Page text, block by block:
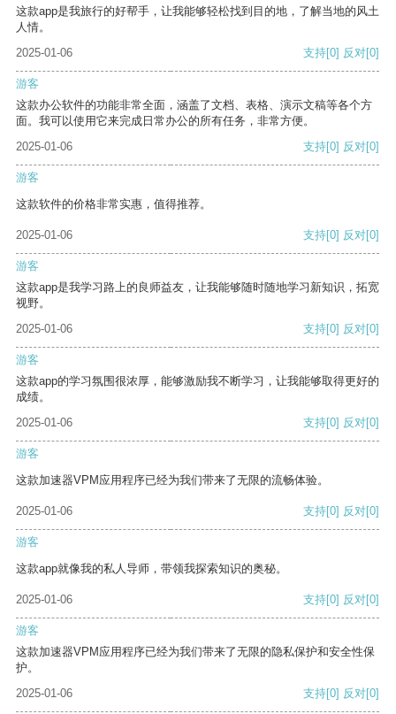
这款app是我旅行的好帮手，让我能够轻松找到目的地，了解当地的风土
人情。
2025-01-06
支持[0] 反对[0]
游客
这款办公软件的功能非常全面，涵盖了文档、表格、演示文稿等各个方
面。我可以使用它来完成日常办公的所有任务，非常方便。
2025-01-06
支持[0] 反对[0]
游客
这款软件的价格非常实惠，值得推荐。
2025-01-06 支持[0] 反对[0]
游客
这款app是我学习路上的良师益友，让我能够随时随地学习新知识，拓宽
视野。
2025-01-06
支持[0] 反对[0]
游客
这款app的学习氛围很浓厚，能够激励我不断学习，让我能够取得更好的
成绩。
2025-01-06
支持[0] 反对[0]
游客
这款加速器VPM应用程序已经为我们带来了无限的流畅体验。
2025-01-06 支持[0] 反对[0]
游客
这款app就像我的私人导师，带领我探索知识的奥秘。
2025-01-06 支持[0] 反对[0]
游客
这款加速器VPM应用程序已经为我们带来了无限的隐私保护和安全性保
护。
2025-01-06
支持[0] 反对[0]